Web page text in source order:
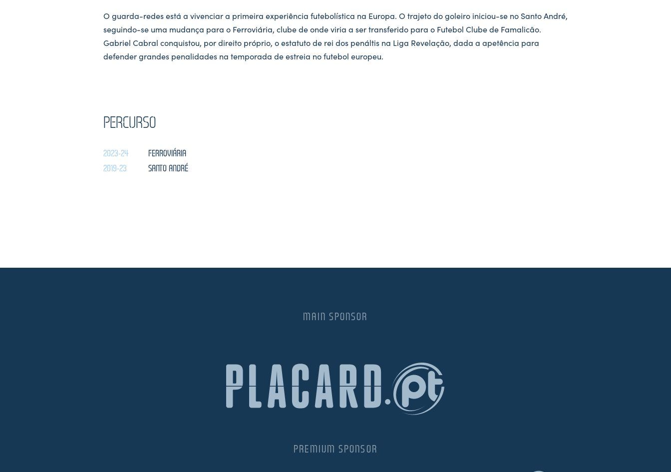
O guarda-redes está a vivenciar a primeira experiência futebolística na Europa. O trajeto do goleiro iniciou-se no Santo André,
seguindo-se uma mudança para o Ferroviária, clube de onde viria a ser transferido para o Futebol Clube de Famalicão.
Gabriel Cabral conquistou, por direito próprio, o estatuto de rei dos penáltis na Liga Revelação, dada a apetência para
defender grandes penalidades na temporada de estreia no futebol europeu.
PERCURSO
2023-24
FERROVIÁRIA
2019-23
SANTO ANDRÉ
MAIN SPONSOR
PREMIUM SPONSOR